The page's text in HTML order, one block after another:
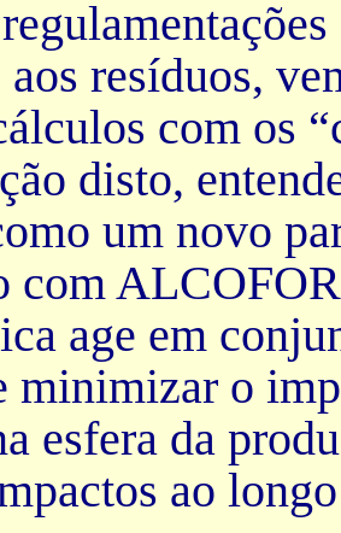
aos resíduos,
com os
disto,
um novo
com
age em
minimizar o
esfera da
ao